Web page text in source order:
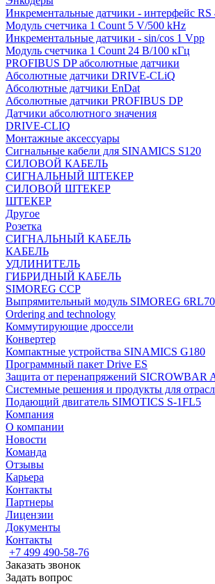
Инкрементальные датчики - интерфейс
Модуль счетчика 1 Count 5 V/500 kHz
Инкрементальные датчики - sin/cos 1 Vpp
Модуль счетчика 1 Count 24 В/100 кГц
PROFIBUS DP абсолютные датчики
Абсолютные датчики DRIVE-CLiQ
Абсолютные датчики EnDat
Абсолютные датчики PROFIBUS DP
Датчики абсолютного значения
DRIVE-CLIQ
Монтажные аксессуары
Сигнальные кабели для SINAMICS S120
СИЛОВОЙ КАБЕЛЬ
СИГНАЛЬНЫЙ ШТЕКЕР
СИЛОВОЙ ШТЕКЕР
ШТЕКЕР
Другое
Розетка
СИГНАЛЬНЫЙ КАБЕЛЬ
КАБЕЛЬ
УДЛИНИТЕЛЬ
ГИБРИДНЫЙ КАБЕЛЬ
SIMOREG CCP
Выпрямительный модуль SIMOREG 6RL70
Ordering and technology
Коммутирующие дроссели
Конвертер
Компактные устройства SINAMICS G180
Программный пакет Drive ES
Защита от перенапряжений SICROWBAR
Системные решения и продукты для
Подающий двигатель SIMOTICS S-1FL5
Компания
О компании
Новости
Команда
Отзывы
Карьера
Контакты
Партнеры
Лицензии
Документы
Контакты
+7 499 490-58-76
Заказать звонок
Задать вопрос